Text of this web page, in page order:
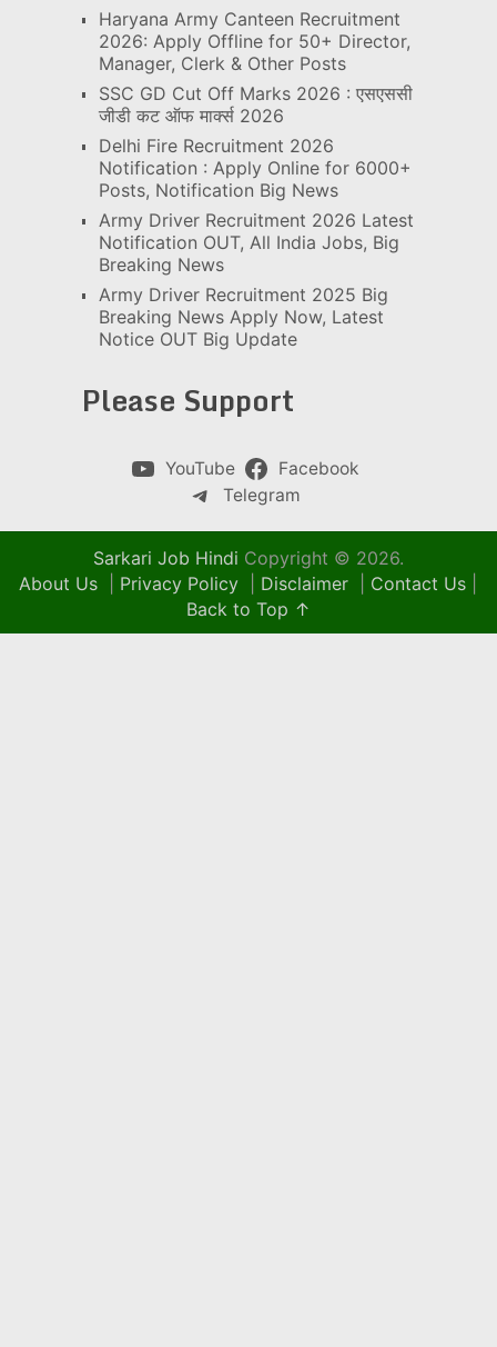
Haryana Army Canteen Recruitment
2026: Apply Offline for 50+ Director,
Manager, Clerk & Other Posts
SSC GD Cut Off Marks 2026 : एसएससी
जीडी कट ऑफ मार्क्स 2026
Delhi Fire Recruitment 2026
Notification : Apply Online for 6000+
Posts, Notification Big News
Army Driver Recruitment 2026 Latest
Notification OUT, All India Jobs, Big
Breaking News
Army Driver Recruitment 2025 Big
Breaking News Apply Now, Latest
Notice OUT Big Update
Please Support
YouTube
Facebook
Telegram
Sarkari Job Hindi Copyright © 2026.
About Us
Privacy Policy Disclaimer Contact Us
Back to Top ↑